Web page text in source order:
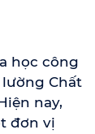
học công
Chất
nay,
đơn vị